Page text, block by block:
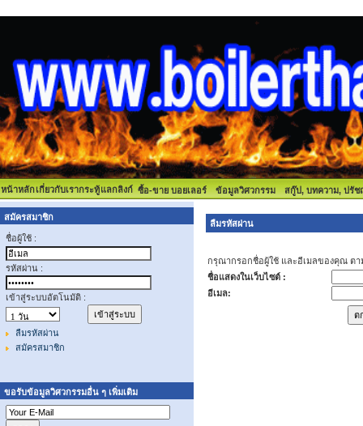
หน้าหลักเกี่ยวกับเรากระทู้แลกลิงก์ ซื้อ-ขาย บอยเลอร์ ข้อมูลวิศวกรรม สกู๊ป, บทความ, ปรัช
สมัครสมาชิก
ชื่อผู้ใช้ :
รหัสผ่าน :
เข้าสู่ระบบอัตโนมัติ :
ลืมรหัสผ่าน
สมัครสมาชิก
ขอรับข้อมูลวิศวกรรมอื่น ๆ เพิ่มเติม
ลืมรหัสผ่าน
กรุณากรอกชื่อผู้ใช้ และอีเมลของคุณ ต
ชื่อแสดงในเว็บไซต์ :
อีเมล: